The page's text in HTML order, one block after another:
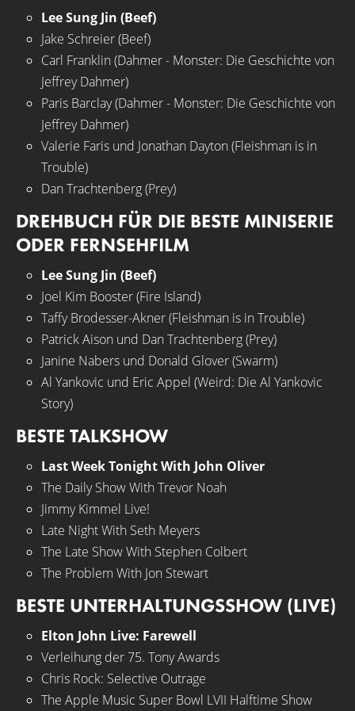
Lee Sung Jin (Beef)
Jake Schreier (Beef)
Carl Franklin (Dahmer - Monster: Die Geschichte von
Jeffrey Dahmer)
Paris Barclay (Dahmer - Monster: Die Geschichte von
Jeffrey Dahmer)
Valerie Faris und Jonathan Dayton (Fleishman is in
Trouble)
Dan Trachtenberg (Prey)
DREHBUCH FÜR DIE BESTE MINISERIE
ODER FERNSEHFILM
Lee Sung Jin (Beef)
Joel Kim Booster (Fire Island)
Taffy Brodesser-Akner (Fleishman is in Trouble)
Patrick Aison und Dan Trachtenberg (Prey)
Janine Nabers und Donald Glover (Swarm)
Al Yankovic und Eric Appel (Weird: Die Al Yankovic
Story)
BESTE TALKSHOW
Last Week Tonight With John Oliver
The Daily Show With Trevor Noah
Jimmy Kimmel Live!
Late Night With Seth Meyers
The Late Show With Stephen Colbert
The Problem With Jon Stewart
BESTE UNTERHALTUNGSSHOW (LIVE)
Elton John Live: Farewell
Verleihung der 75. Tony Awards
Chris Rock: Selective Outrage
The Apple Music Super Bowl LVII Halftime Show